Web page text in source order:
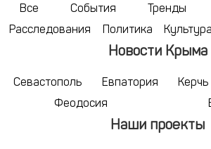
Все События Тренды
Расследования
Политика Культура
Новости Крыма
Севастополь Евпатория Керчь
Феодосия
Наши проекты